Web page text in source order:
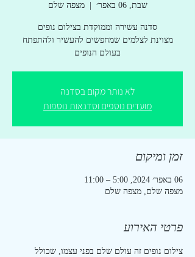
שבת, 06 באפר׳
  |
מצפה שלם
מצוינת לצלמים שמחפשים להעשיר ולהתפתח
בעולם הנופים
לא נותר מקום בסדנה
מועדים נוספים וסדנאות נוספות
זמן ומיקום
06 באפר׳ 2024, 5:00 – 11:00
מצפה שלם, מצפה שלם
פרטי האירוע
צילום נופים זה עולם שלם בפני עצמו, שכולל